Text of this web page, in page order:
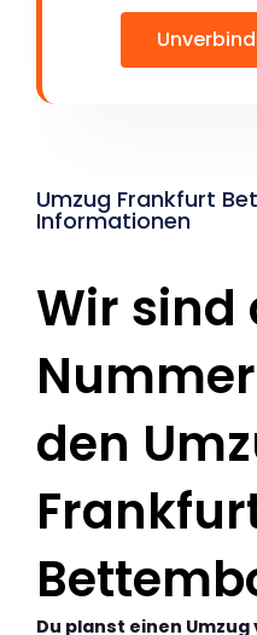
Umzug Frankfurt
Informationen
Wir sind
den
Du planst einen